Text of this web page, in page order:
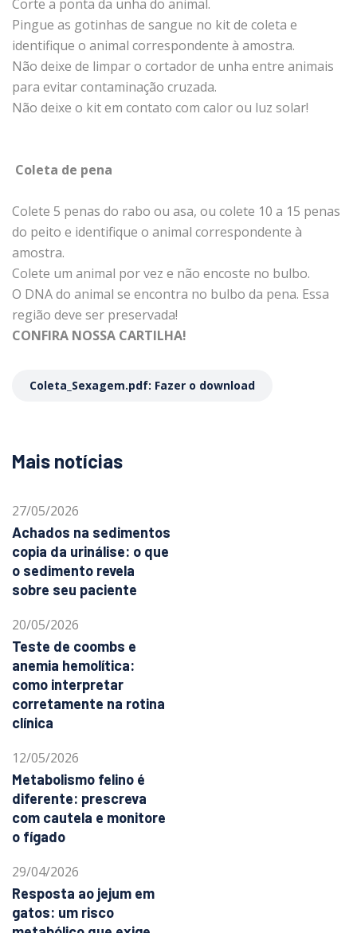
Corte a ponta da unha do animal.
Pingue as gotinhas de sangue no kit de coleta e
identifique o animal correspondente à amostra.
Não deixe de limpar o cortador de unha entre animais
para evitar contaminação cruzada.
Não deixe o kit em contato com calor ou luz solar!
Coleta de pena
Colete 5 penas do rabo ou asa, ou colete 10 a 15 penas
do peito e identifique o animal correspondente à
amostra.
Colete um animal por vez e não encoste no bulbo.
O DNA do animal se encontra no bulbo da pena. Essa
região deve ser preservada!
CONFIRA NOSSA CARTILHA!
Coleta_Sexagem.pdf: Fazer o download
Mais notícias
27/05/2026
Achados na sedimentos
copia da urinálise: o que
o sedimento revela
sobre seu paciente
20/05/2026
Teste de coombs e
anemia hemolítica:
como interpretar
corretamente na rotina
clínica
12/05/2026
Metabolismo felino é
diferente: prescreva
com cautela e monitore
o fígado
29/04/2026
Resposta ao jejum em
gatos: um risco